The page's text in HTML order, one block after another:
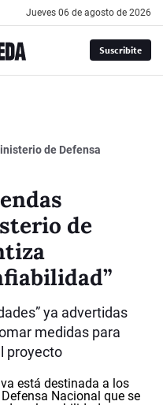
jueves 06 de agosto de 2026
Suscribite
de Defensa
de
ya advertidas
medidas para
proyecto